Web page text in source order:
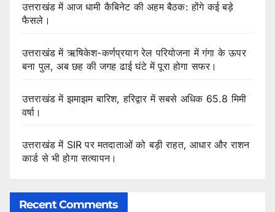
उत्तराखंड में आज धामी कैबिनेट की अहम बैठक: होंगे कई बड़े
फैसले।
उत्तराखंड में ऋषिकेश-कर्णप्रयाग रेल परियोजना में गंगा के ऊपर
बना पुल, अब छह की जगह ढाई घंटे में पूरा होगा सफर।
उत्तराखंड में झमाझम बारिश, हरिद्वार में सबसे अधिक 65.8 मिमी
वर्षा।
उत्तराखंड में SIR पर मतदाताओं को बड़ी राहत, आधार और राशन
कार्ड से भी होगा सत्यापन।
Recent Comments